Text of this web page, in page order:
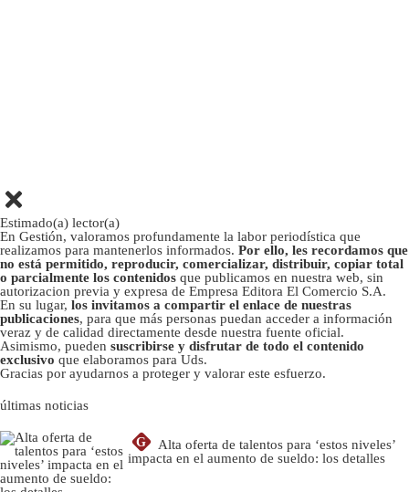
Estimado(a) lector(a)
En Gestión, valoramos profundamente la labor periodística que
realizamos para mantenerlos informados. Por ello, les recordamos que
no está permitido, reproducir, comercializar, distribuir, copiar total
o parcialmente los contenidos que publicamos en nuestra web, sin
autorizacion previa y expresa de Empresa Editora El Comercio S.A.
En su lugar, los invitamos a compartir el enlace de nuestras
publicaciones, para que más personas puedan acceder a información
veraz y de calidad directamente desde nuestra fuente oficial.
Asimismo, pueden suscribirse y disfrutar de todo el contenido
exclusivo que elaboramos para Uds.
Gracias por ayudarnos a proteger y valorar este esfuerzo.
últimas noticias
G
Alta oferta de talentos para ‘estos niveles’
impacta en el aumento de sueldo: los detalles